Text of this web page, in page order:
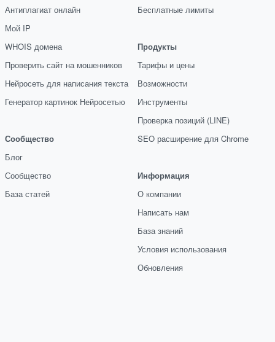
Антиплагиат онлайн
Мой IP
WHOIS домена
Проверить сайт на мошенников
Нейросеть для написания текста
Генератор картинок Нейросетью
Сообщество
Блог
Сообщество
База статей
Бесплатные лимиты
Продукты
Тарифы и цены
Возможности
Инструменты
Проверка позиций (LINE)
SEO расширение для Chrome
Информация
О компании
Написать нам
База знаний
Условия использования
Обновления